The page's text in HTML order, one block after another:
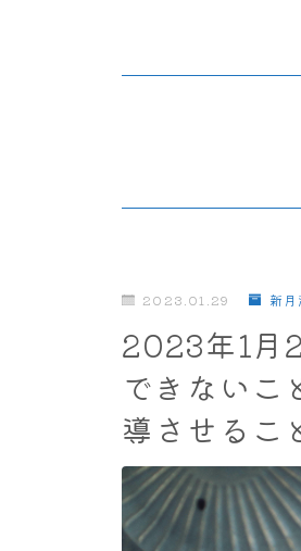
2023.01.29 新
2023年1月
できないこ
導させるこ